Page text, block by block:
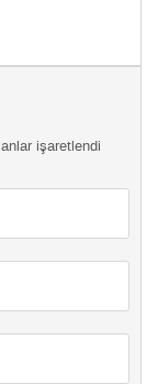
işaretlendi